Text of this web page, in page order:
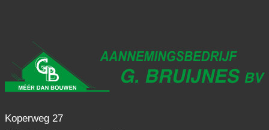
Koperweg 27